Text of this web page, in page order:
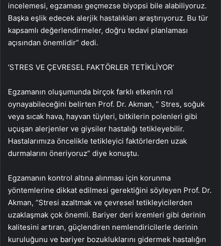
incelemesi, egzaması geçmezse biyopsi bile alabiliyoruz.
Başka eşlik edecek alerjik hastalıkları araştırıyoruz. Bu tür
kapsamlı değerlendirmeler, doğru tedavi planlaması
açısından önemlidir” dedi.
‘STRES VE ÇEVRESEL FAKTÖRLER TETİKLİYOR’
Egzamanın oluşumunda birçok farklı etkenin rol
oynayabileceğini belirten Prof. Dr. Akman, ” Stres, soğuk
veya sıcak hava, hayvan tüyleri, bitkilerin polenleri gibi
uçuşan alerjenler ve giysiler hastalığı tetikleyebilir.
Hastalarımıza öncelikle tetikleyici faktörlerden uzak
durmalarını öneriyoruz” diye konuştu.
Egzamanın kontrol altına alınması için korunma
yöntemlerine dikkat edilmesi gerektiğini söyleyen Prof. Dr.
Akman, “Stresi azaltmak ve çevresel tetikleyicilerden
uzaklaşmak çok önemli. Bariyer deri kremleri gibi derinin
kalitesini artıran, güçlendiren nemlendiricilerle derinin
kuruluğunu ve bariyer bozukluklarını gidermek hastalığın